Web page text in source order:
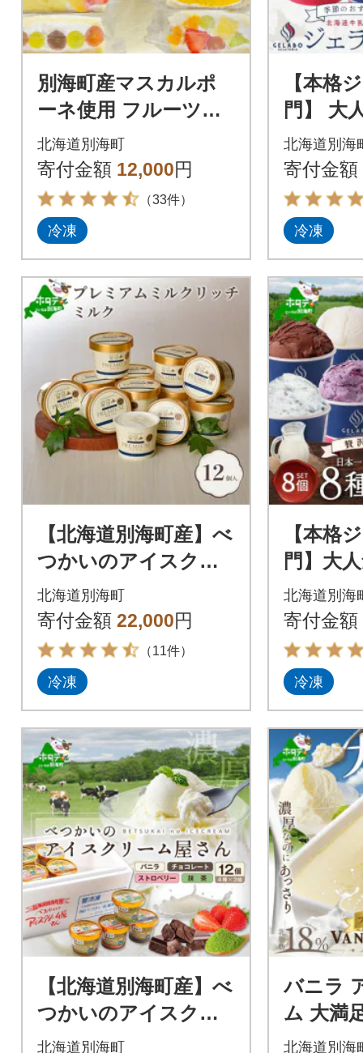
別海町産マスカルポ
ーネ使用 フルーツサ
ンド 8種
北海道別海町
寄付金額 12,000円
（33件）
冷凍
【本格
門】 大
道 ジェ
6個 ギ
リーム
北海道別海
寄付金額
冷凍
【北海道別海町産】べ
つかいのアイスクリ
ーム屋さん プレミ
アムミルクリッチ 1
20ml 12個入
北海道別海町
寄付金額 22,000円
（11件）
冷凍
【本格
門】大
贅沢ジ
ット ア
好きにも
北海道別海
寄付金額
冷凍
【北海道別海町産】べ
つかいのアイスクリ
ーム屋さん 120ml
北海道別海町
バニラ
ム 大満
リー 業
北海道別海